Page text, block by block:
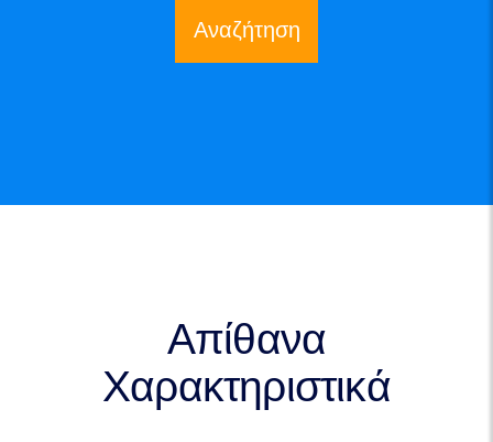
Αναζήτηση
Απίθανα
Χαρακτηριστικά